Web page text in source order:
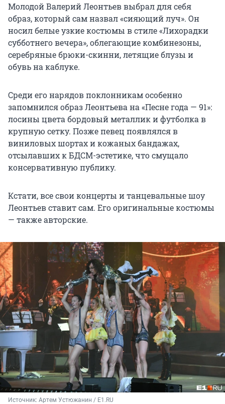
Молодой Валерий Леонтьев выбрал для себя
образ, который сам назвал «сияющий луч». Он
носил белые узкие костюмы в стиле «Лихорадки
субботнего вечера», облегающие комбинезоны,
серебряные брюки-скинни, летящие блузы и
обувь на каблуке.
Среди его нарядов поклонникам особенно
запомнился образ Леонтьева на «Песне года — 91»:
лосины цвета бордовый металлик и футболка в
крупную сетку. Позже певец появлялся в
виниловых шортах и кожаных бандажах,
отсылавших к БДСМ-эстетике, что смущало
консервативную публику.
Кстати, все свои концерты и танцевальные шоу
Леонтьев ставит сам. Его оригинальные костюмы
— также авторские.
Источник: Артем Устюжанин / E1.RU